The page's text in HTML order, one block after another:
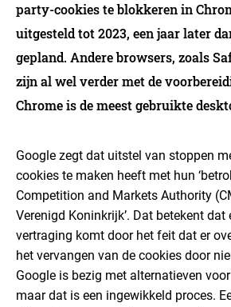
party-cookies te blokkeren in
uitgesteld tot 2023, een jaar later
gepland. Andere browsers, zoals
zijn al wel verder met de
Chrome is de meest gebruikte
Google zegt dat uitstel van stoppen
cookies te maken heeft met hun
Competition and Markets Authority
Verenigd Koninkrijk’. Dat betekent dat
vertraging komt door het feit dat er
het vervangen van de cookies door
Google is bezig met alternatieven
maar dat is een ingewikkeld proces.